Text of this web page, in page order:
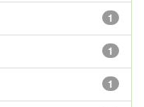
1
1
1